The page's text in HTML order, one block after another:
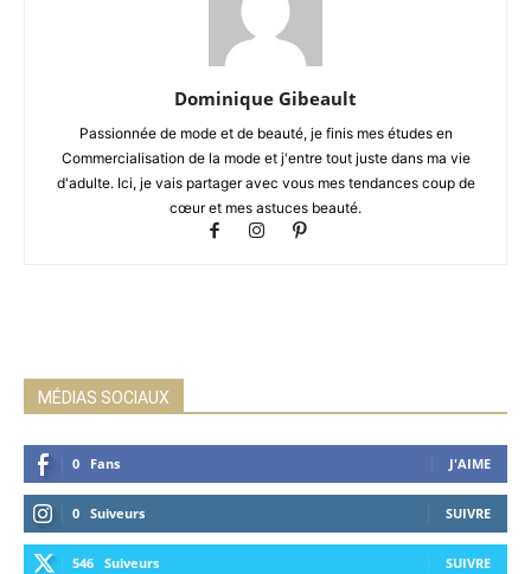
Dominique Gibeault
Passionnée de mode et de beauté, je finis mes études en
Commercialisation de la mode et j'entre tout juste dans ma vie
d'adulte. Ici, je vais partager avec vous mes tendances coup de
cœur et mes astuces beauté.
MÉDIAS SOCIAUX
0 Fans J'AIME
0 Suiveurs SUIVRE
546 Suiveurs SUIVRE